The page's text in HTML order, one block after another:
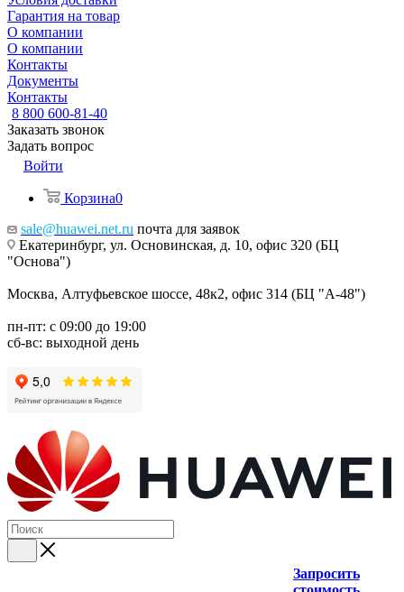
Гарантия на товар
О компании
О компании
Контакты
Документы
Контакты
8 800 600-81-40
Заказать звонок
Задать вопрос
Войти
Корзина0
sale@huawei.net.ru почта для заявок
Екатеринбург, ул. Основинская, д. 10, офис 320 (БЦ
"Основа")
Москва, Алтуфьевское шоссе, 48к2, офис 314 (БЦ "А-48")
пн-пт: с 09:00 до 19:00
сб-вс: выходной день
Запросить